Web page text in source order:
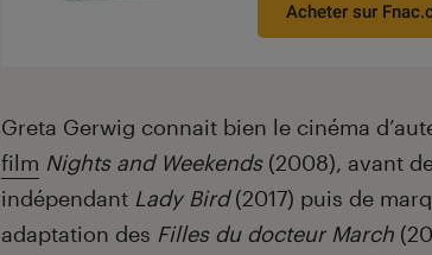
Acheter sur
Greta Gerwig connait bien le cinéma
film Nights and Weekends(2008), avant
indépendant Lady Bird(2017) puis de
adaptation des Filles du docteur March